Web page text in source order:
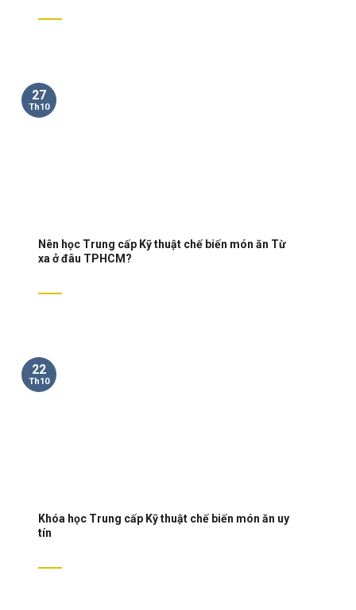
Nên học Trung cấp Kỹ thuật chế biến món ăn Từ
xa ở đâu TPHCM?
27
Th10
Khóa học Trung cấp Kỹ thuật chế biến món ăn uy
tín
22
Th10